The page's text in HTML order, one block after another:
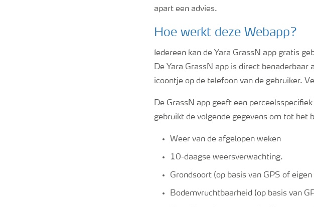
apart een advies.
Hoe werkt deze Webapp?
Iedereen kan de Yara GrassN app gratis
De Yara GrassN app is direct
icoontje op de telefoon van de gebruiker.
De GrassN app geeft een
gebruikt de volgende gegevens om tot het
Weer van de afgelopen weken
10-daagse weersverwachting.
Grondsoort (op basis van GPS of eigen
Bodemvruchtbaarheid (op basis van